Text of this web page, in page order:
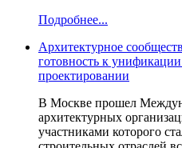
Подробнее...
Архитектурное
готовность к
проектировании
В Москве прошел
архитектурных
участниками которого